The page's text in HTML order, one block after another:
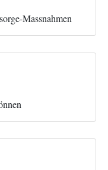
Massnahmen